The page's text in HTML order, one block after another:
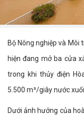
Bộ Nông nghiệp và Môi
hiện đang mở ba cửa
trong khi thủy điện
5.500 m³/giây nước
Dưới ảnh hưởng của